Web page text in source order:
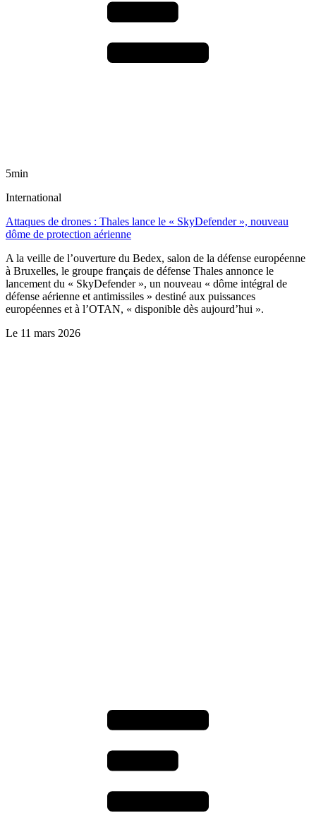
5min
International
Attaques de drones : Thales lance le « SkyDefender », nouveau
dôme de protection aérienne
A la veille de l’ouverture du Bedex, salon de la défense européenne
à Bruxelles, le groupe français de défense Thales annonce le
lancement du « SkyDefender », un nouveau « dôme intégral de
défense aérienne et antimissiles » destiné aux puissances
européennes et à l’OTAN, « disponible dès aujourd’hui ».
Le 11 mars 2026